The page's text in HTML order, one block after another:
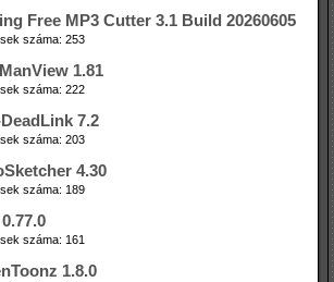
Free MP3 Cutter 3.1 Build 20260605
száma: 253
1.81
száma: 222
7.2
száma: 203
4.30
száma: 189
száma: 161
1.8.0